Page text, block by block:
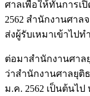
ศาลเพื่อให้ทันการเ
2562 สำนักงานศาล
ส่งผู้รับเหมาเข้าไป
ต่อมาสำนักงานศาล
ว่าสำนักงานศาลยุติ
ม.ค. 2562 เป็นต้นไ